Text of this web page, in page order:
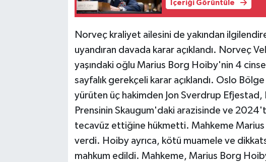
İçeriği Görüntüle
Norveç kraliyet ailesini de yakından
uyandıran davada karar açıklandı. Norveç
yaşındaki oğlu Marius Borg Hoiby'nin 4 cinsel
sayfalık gerekçeli karar açıklandı. Oslo
yürüten üç hakimden Jon Sverdrup
Prensinin Skaugum'daki arazisinde ve
tecavüz ettiğine hükmetti. Mahkeme Marius
verdi. Hoiby ayrıca, kötü muamele ve
mahkum edildi. Mahkeme, Marius Borg